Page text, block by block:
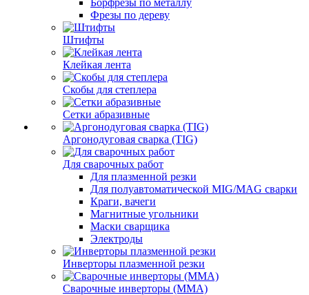
Борфрезы по металлу
Фрезы по дереву
Штифты
Клейкая лента
Скобы для степлера
Сетки абразивные
Аргонодуговая сварка (TIG)
Для сварочных работ
Для плазменной резки
Для полуавтоматической MIG/MAG сварки
Краги, вачеги
Магнитные угольники
Маски сварщика
Электроды
Инверторы плазменной резки
Сварочные инверторы (MMA)